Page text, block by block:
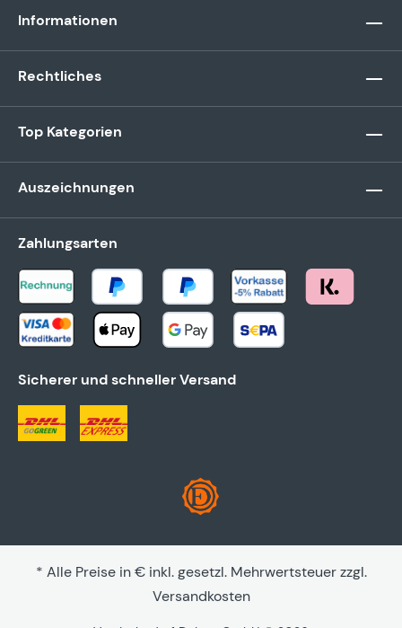
Informationen
Rechtliches
Top Kategorien
Auszeichnungen
Zahlungsarten
Sicherer und schneller Versand
* Alle Preise in € inkl. gesetzl. Mehrwertsteuer zzgl.
Versandkosten